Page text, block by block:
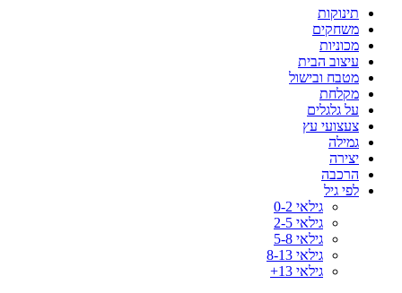
תינוקות
משחקים
מכוניות
עיצוב הבית
מטבח ובישול
מקלחת
על גלגלים
צעצועי עץ
גמילה
יצירה
הרכבה
לפי גיל
גילאי 0-2
גילאי 2-5
גילאי 5-8
גילאי 8-13
גילאי 13+